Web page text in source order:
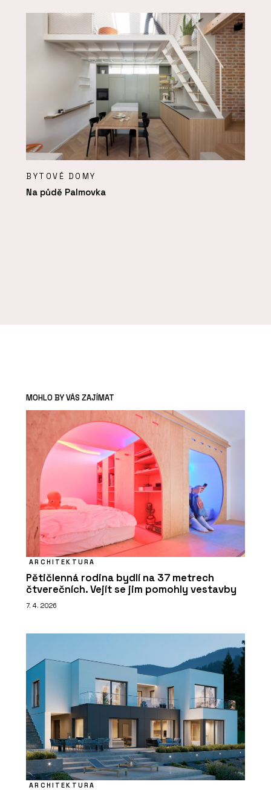
BYTOVÉ DOMY
Na půdě Palmovka
MOHLO BY VÁS ZAJÍMAT
ARCHITEKTURA
Pětičlenná rodina bydlí na 37 metrech
čtverečních. Vejít se jim pomohly vestavby
7. 4. 2026
ARCHITEKTURA